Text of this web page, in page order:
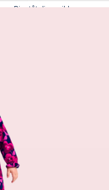
Bientôt disponible